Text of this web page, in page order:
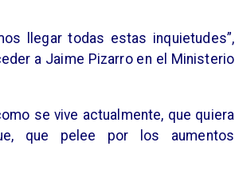
llegar todas estas inquietudes”,
a Jaime Pizarro en el Ministerio
se vive actualmente, que quiera
que pelee por los aumentos